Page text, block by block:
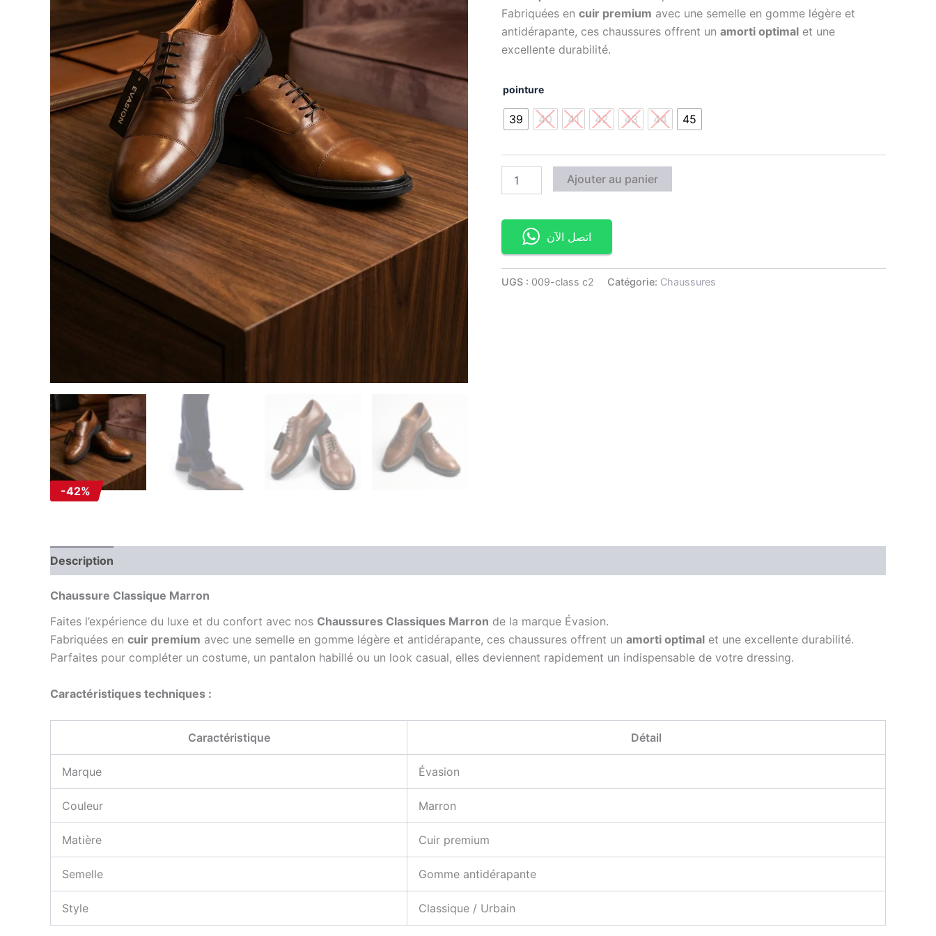
-42%
Fabriquées en cuir premium avec une semelle en gomme légère et
antidérapante, ces chaussures offrent un amorti optimal et une
excellente durabilité.
pointure
39 40 41 42 43 44 45
Ajouter au panier
اتصل الآن
UGS : 009-class c2 Catégorie: Chaussures
Description
Chaussure Classique Marron
Faites l’expérience du luxe et du confort avec nos Chaussures Classiques Marron de la marque Évasion.
Fabriquées en cuir premium avec une semelle en gomme légère et antidérapante, ces chaussures offrent un amorti optimal et une excellente durabilité.
Parfaites pour compléter un costume, un pantalon habillé ou un look casual, elles deviennent rapidement un indispensable de votre dressing.
Caractéristiques techniques :
Caractéristique Détail
Marque Évasion
Couleur Marron
Matière Cuir premium
Semelle Gomme antidérapante
Style Classique / Urbain